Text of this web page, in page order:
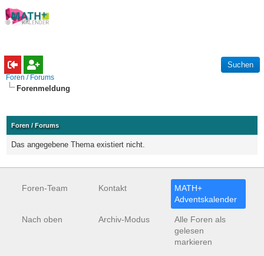
Foren / Forums
Forenmeldung
Foren / Forums
Das angegebene Thema existiert nicht.
Foren-Team Kontakt
MATH+
Adventskalender
Nach oben Archiv-Modus
Alle Foren als
gelesen
markieren